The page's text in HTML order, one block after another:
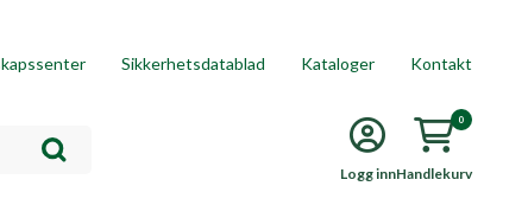
Sikkerhetsdatablad Kataloger Kontakt
Logg innHandlekurv
0